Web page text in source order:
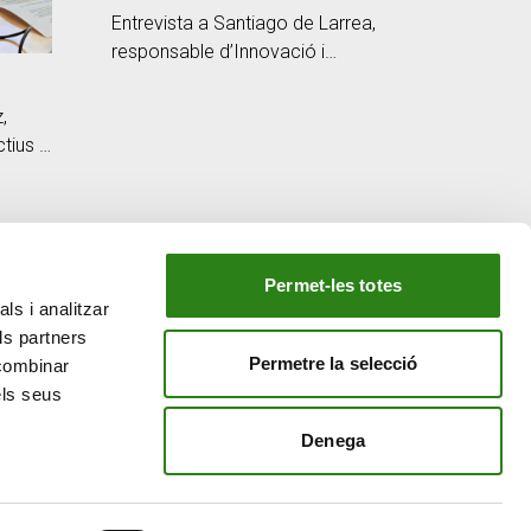
i analitzar
partners
seus
Permet-les totes
Permetre la selecció
Denega
i
Entrevista a Santiago de Larrea,
responsable d’Innovació i
EL NOSTRE GRUP
Creand Wealth & Securities Luxemburg
Creand Wealth Management EE. UU.